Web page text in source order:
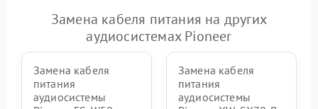
Замена кабеля питания на других
аудиосистемах Pioneer
Замена кабеля
питания
аудиосистемы
Замена кабеля
питания
аудиосистемы